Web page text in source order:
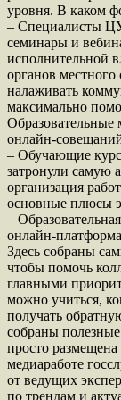
уровня. В каком
– Специалисты
семинары и
исполнительной
органов
налаживать
максимально
Образовательные
онлайн-
– Обучающие
затронули самую
организация
основные плюсы
–
онлайн-
Здесь собраны
чтобы помочь
главными
можно учиться,
получать
собраны
просто
медиаработе
от ведущих
по трендам и